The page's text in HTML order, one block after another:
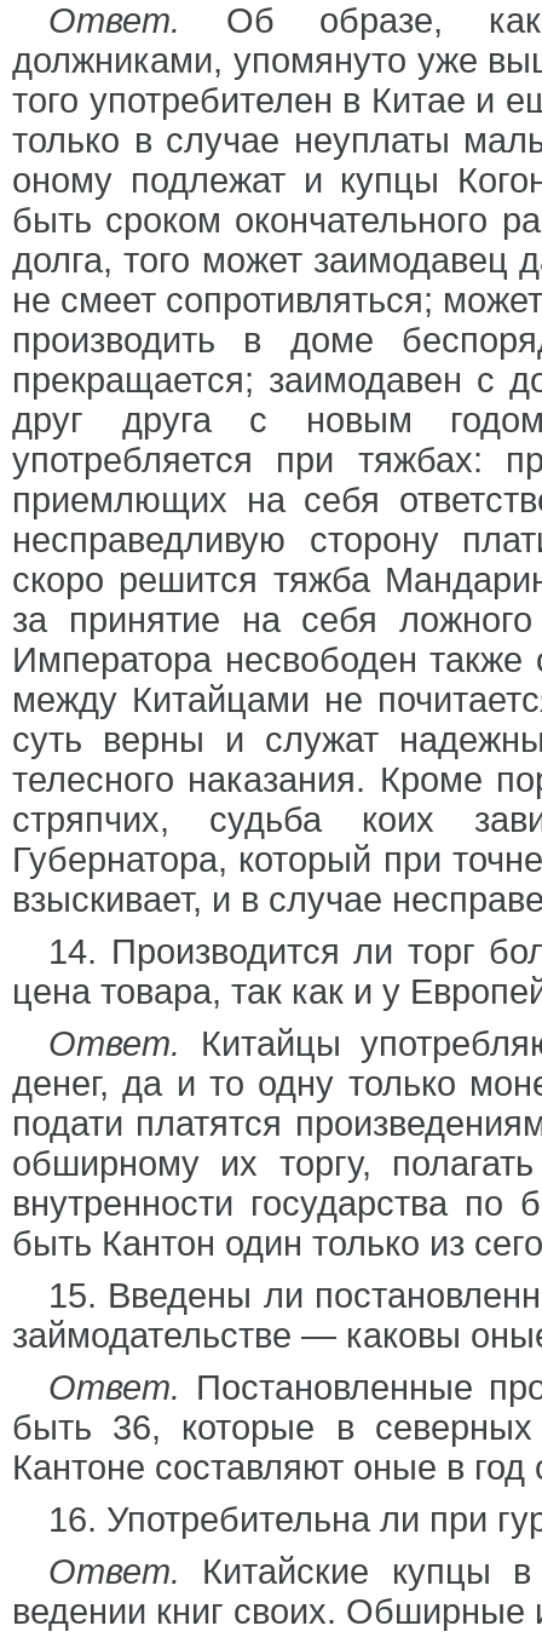
Ответ. Об образе,
должниками, упомянуто уже
того употребителен в Китае и
только в случае неуплаты
оному подлежат и купцы
быть сроком окончательного
долга, того может заимодавец
не смеет сопротивляться;
производить в доме
прекращается; заимодавен с
друг друга с новым
употребляется при тяжбах:
приемлющих на себя
несправедливую сторону
скоро решится тяжба
за принятие на себя
Императора несвободен также
между Китайцами не
суть верны и служат
телесного наказания. Кроме
стряпчих, судьба коих
Губернатора, который при
взыскивает, и в случае
14. Производится ли торг
цена товара, так как и у
Ответ. Китайцы
денег, да и то одну только
подати платятся
обширному их торгу,
внутренности государства
быть Кантон один только из
15. Введены ли
займодательстве — каковы
Ответ. Постановленные
быть 36, которые в
Кантоне составляют оные в
16. Употребительна ли при
Ответ. Китайские купцы
ведении книг своих. Обширные